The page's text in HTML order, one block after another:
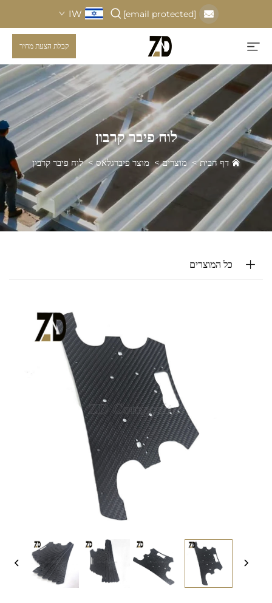
[email protected]
IW
קבלת הצעת מחיר
לוח פיבר קרבון
דף הבית>מוצרים>מוצר פיברגלאס>לוח פיבר קרבון
כל המוצרים